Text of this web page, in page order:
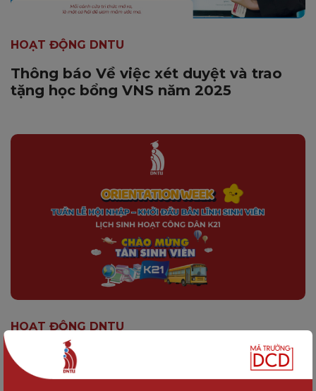
HOẠT ĐỘNG DNTU
Thông báo Về việc xét duyệt và trao
tặng học bổng VNS năm 2025
HOẠT ĐỘNG DNTU
Lịch sinh hoạt công dân K21: Tuần lễ
hội nhập – Khởi đầu bản lĩnh sinh viên